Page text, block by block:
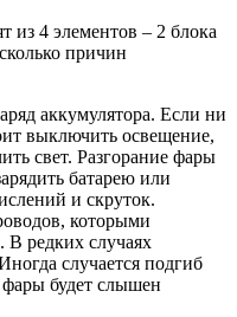
из 4 элементов – 2 блока
причин
аккумулятора. Если ни
выключить освещение,
свет. Разгорание фары
батарею или
и скруток.
которыми
В редких случаях
случается подгиб
будет слышен